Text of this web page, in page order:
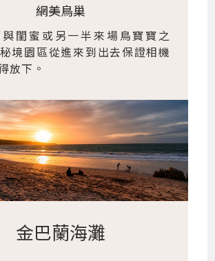
網美鳥巢
閨蜜或另一半來場鳥寶寶之
境園區從進來到出去保證相機
放下。
金巴蘭海灘